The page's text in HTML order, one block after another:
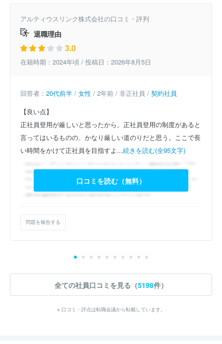
アルティウスリンク株式会社の口コミ・評判
退職理由
3.0
在籍時期：2024年頃 / 投稿日：2026年8月5日
回答者： 20代前半 / 女性 / 2年前 / 非正社員 / 契約社員
【良い点】
正社員登用が厳しいと思ったから。正社員登用の制度があると
言ってはいるものの、かなり厳しい道のりだと思う。ここで長
い時間をかけて正社員を目指すよ...続きを読む(全95文字)
口コミを読む（無料）
問題を報告する
全ての社員口コミを見る（5198件）
※ 口コミ・評点は転職会議から転載しています。